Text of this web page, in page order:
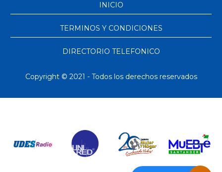
INICIO
TERMINOS Y CONDICIONES
DIRECTORIO TELEFONICO
Copyright © 2021 - Todos los derechos reservados